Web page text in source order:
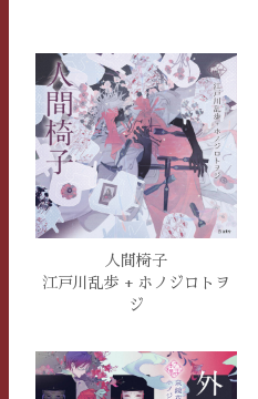
人間椅子
江戸川乱歩 + ホノジロトヲ
ジ